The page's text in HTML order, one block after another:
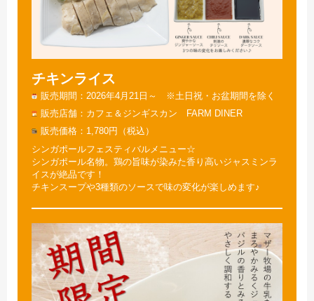
チキンライス
販売期間
2026年4月21日～ ※土日祝・お盆期間を除く
販売店舗
カフェ＆ジンギスカン FARM DINER
販売価格
1,780円（税込）
シンガポールフェスティバルメニュー☆
シンガポール名物。鶏の旨味が染みた香り高いジャスミンラ
イスが絶品です！
チキンスープや3種類のソースで味の変化が楽しめます♪